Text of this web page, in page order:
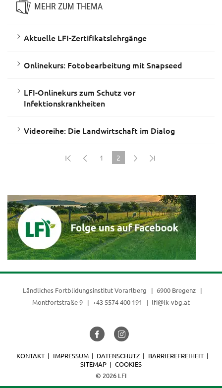
MEHR ZUM THEMA
Aktuelle LFI-Zertifikatslehrgänge
Onlinekurs: Fotobearbeitung mit Snapseed
LFI-Onlinekurs zum Schutz vor
Infektionskrankheiten
Videoreihe: Die Landwirtschaft im Dialog
1
2
Ländliches Fortblidungsinstitut Vorarlberg
6900 Bregenz
Montfortstraße 9
+43 5574 400 191 lfi@lk-vbg.at
© 2026 LFI
KONTAKT IMPRESSUM DATENSCHUTZ
BARRIEREFREIHEIT
SITEMAP
COOKIES